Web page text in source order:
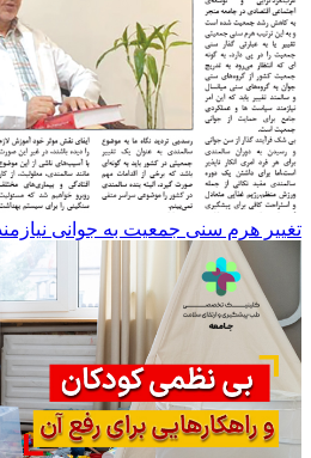
تغییر هرم سنی جمعیت به جوانی